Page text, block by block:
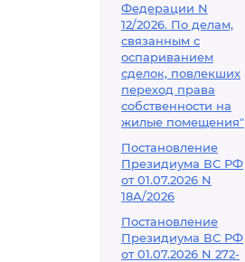
Федерации N
12/2026. По делам,
связанным с
оспариванием
сделок, повлекших
переход права
собственности на
жилые помещения"
Постановление
Президиума ВС РФ
от 01.07.2026 N
18А/2026
Постановление
Президиума ВС РФ
от 01.07.2026 N 272-